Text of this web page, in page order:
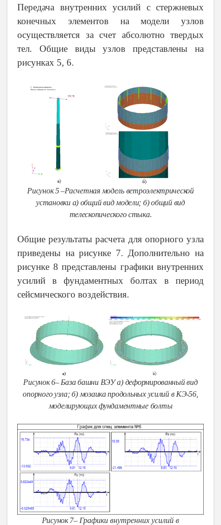
Передача внутренних усилий с стержневых
конечных элементов на модели узлов
осуществляется за счет абсолютно твердых
тел. Общие виды узлов представлены на
рисунках 5, 6.
Рисунок 5 –Расчетная модель ветроэлектрической
установки а) общий вид модели; б) общий вид
телескопического стыка.
Общие результаты расчета для опорного узла
приведены на рисунке 7. Дополнительно на
рисунке 8 представлены графики внутренних
усилий в фундаментных болтах в период
сейсмического воздействия.
Рисунок 6– База башни ВЭУ а) деформированный вид
опорного узла; б) мозаика продольных усилий в КЭ-56,
моделирующих фундаментные болты
Рисунок 7– Графики внутренних усилий в